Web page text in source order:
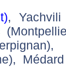
, Yachvili